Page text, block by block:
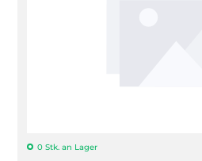
0 Stk. an Lager